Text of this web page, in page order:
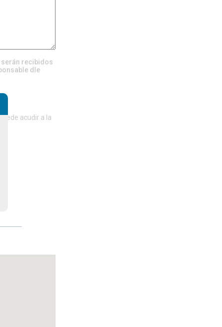
recibidos
dle
acudir a la